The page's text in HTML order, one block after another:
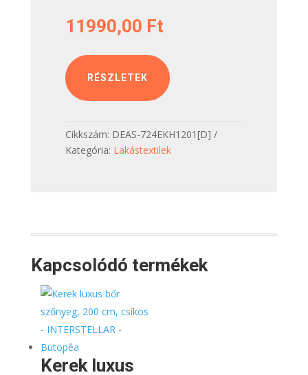
11990,00 Ft
RÉSZLETEK
Cikkszám: DEAS-724EKH1201[D]
Kategória: Lakástextilek
Kapcsolódó termékek
Kerek luxus